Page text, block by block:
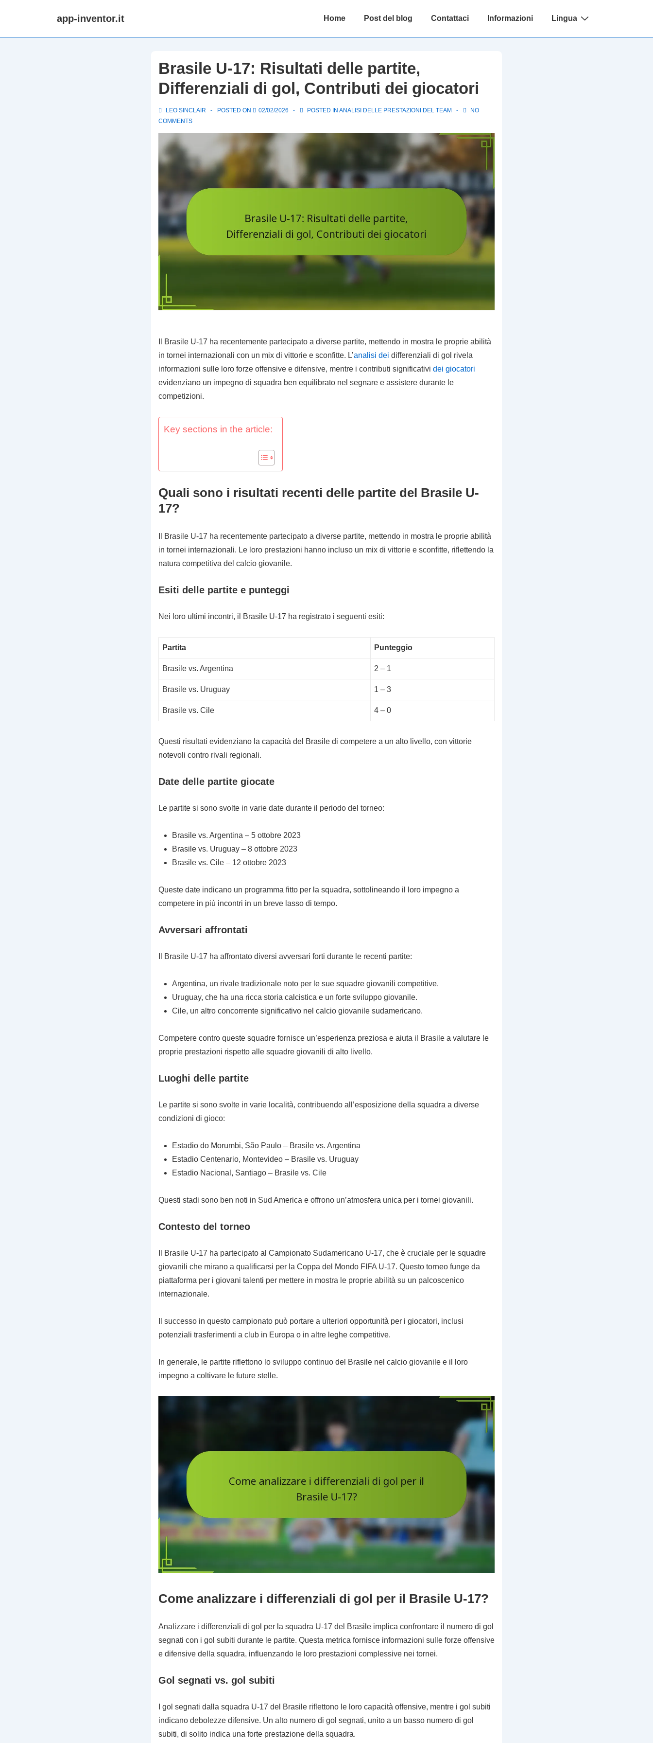
app-inventor.it
Main
Home Post del blog Contattaci Informazioni Lingua
Brasile U-17: Risultati delle partite,
Differenziali di gol, Contributi dei giocatori
LEO SINCLAIR POSTED ON 02/02/2026 POSTED IN ANALISI DELLE PRESTAZIONI DEL TEAM
NO
COMMENTS
Il Brasile U-17 ha recentemente partecipato a diverse partite, mettendo in mostra le proprie abilità
in tornei internazionali con un mix di vittorie e sconfitte. L’analisi dei differenziali di gol rivela
informazioni sulle loro forze offensive e difensive, mentre i contributi significativi dei giocatori
evidenziano un impegno di squadra ben equilibrato nel segnare e assistere durante le
competizioni.
Key sections in the article:
Quali sono i risultati recenti delle partite del Brasile U-
17?
Il Brasile U-17 ha recentemente partecipato a diverse partite, mettendo in mostra le proprie abilità
in tornei internazionali. Le loro prestazioni hanno incluso un mix di vittorie e sconfitte, riflettendo la
natura competitiva del calcio giovanile.
Esiti delle partite e punteggi
Nei loro ultimi incontri, il Brasile U-17 ha registrato i seguenti esiti:
Partita Punteggio
Brasile vs. Argentina 2 – 1
Brasile vs. Uruguay 1 – 3
Brasile vs. Cile 4 – 0
Questi risultati evidenziano la capacità del Brasile di competere a un alto livello, con vittorie
notevoli contro rivali regionali.
Date delle partite giocate
Le partite si sono svolte in varie date durante il periodo del torneo:
Brasile vs. Argentina – 5 ottobre 2023
Brasile vs. Uruguay – 8 ottobre 2023
Brasile vs. Cile – 12 ottobre 2023
Queste date indicano un programma fitto per la squadra, sottolineando il loro impegno a
competere in più incontri in un breve lasso di tempo.
Avversari affrontati
Il Brasile U-17 ha affrontato diversi avversari forti durante le recenti partite:
Argentina, un rivale tradizionale noto per le sue squadre giovanili competitive.
Uruguay, che ha una ricca storia calcistica e un forte sviluppo giovanile.
Cile, un altro concorrente significativo nel calcio giovanile sudamericano.
Competere contro queste squadre fornisce un’esperienza preziosa e aiuta il Brasile a valutare le
proprie prestazioni rispetto alle squadre giovanili di alto livello.
Luoghi delle partite
Le partite si sono svolte in varie località, contribuendo all’esposizione della squadra a diverse
condizioni di gioco:
Estadio do Morumbi, São Paulo – Brasile vs. Argentina
Estadio Centenario, Montevideo – Brasile vs. Uruguay
Estadio Nacional, Santiago – Brasile vs. Cile
Questi stadi sono ben noti in Sud America e offrono un’atmosfera unica per i tornei giovanili.
Contesto del torneo
Il Brasile U-17 ha partecipato al Campionato Sudamericano U-17, che è cruciale per le squadre
giovanili che mirano a qualificarsi per la Coppa del Mondo FIFA U-17. Questo torneo funge da
piattaforma per i giovani talenti per mettere in mostra le proprie abilità su un palcoscenico
internazionale.
Il successo in questo campionato può portare a ulteriori opportunità per i giocatori, inclusi
potenziali trasferimenti a club in Europa o in altre leghe competitive.
In generale, le partite riflettono lo sviluppo continuo del Brasile nel calcio giovanile e il loro
impegno a coltivare le future stelle.
Come analizzare i differenziali di gol per il Brasile U-17?
Analizzare i differenziali di gol per la squadra U-17 del Brasile implica confrontare il numero di gol
segnati con i gol subiti durante le partite. Questa metrica fornisce informazioni sulle forze offensive
e difensive della squadra, influenzando le loro prestazioni complessive nei tornei.
Gol segnati vs. gol subiti
I gol segnati dalla squadra U-17 del Brasile riflettono le loro capacità offensive, mentre i gol subiti
indicano debolezze difensive. Un alto numero di gol segnati, unito a un basso numero di gol
subiti, di solito indica una forte prestazione della squadra.